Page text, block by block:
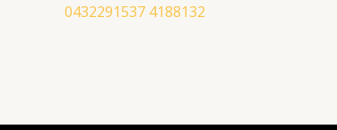
0432291537 4188132